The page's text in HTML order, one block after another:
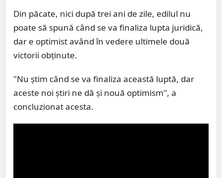
Din păcate, nici după trei ani de zile, edilul nu
poate să spună când se va finaliza lupta juridică,
dar e optimist având în vedere ultimele două
victorii obținute.
"Nu știm când se va finaliza această luptă, dar
aceste noi știri ne dă și nouă optimism", a
concluzionat acesta.